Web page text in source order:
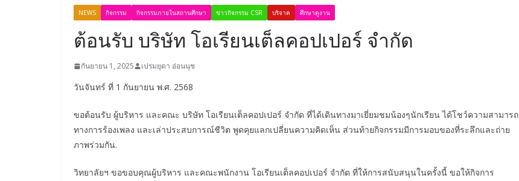
NEWS กิจกรรม กิจกรรมภายในสถานศึกษา ข่าวกิจกรรม CSR บริจาค ศึกษาดูงาน
ต้อนรับ บริษัท โอเรียนเต็ลคอปเปอร์ จำกัด
กันยายน 1, 2025 เปรมยุดา อ่อนนุช
วันจันทร์ ที่ 1 กันยายน พ.ศ. 2568
ขอต้อนรับ ผู้บริหาร และคณะ บริษัท โอเรียนเต็ลคอปเปอร์ จำกัด ที่ได้เดินทางมาเยี่ยมชมน้องๆนักเรียน ได้โชว์ความสามารถ
ทางการร้องเพลง และเล่าประสบการณ์ชีวิต พูดคุยแลกเปลี่ยนความคิดเห็น ส่วนท้ายกิจกรรมมีการมอบของที่ระลึกและถ่าย
ภาพร่วมกัน.
วิทยาลัยฯ ขอขอบคุณผู้บริหาร และคณะพนักงาน โอเรียนเต็ลคอปเปอร์ จำกัด ที่ให้การสนับสนุนในครั้งนี้ ขอให้กิจการ